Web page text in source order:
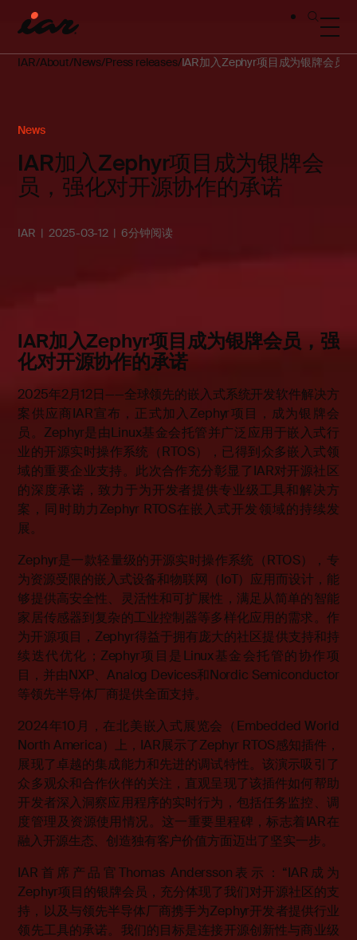
IAR About News Press releases IAR加入Zephyr项目成为银牌会员
News
IAR加入Zephyr项目成为银牌会
员，强化对开源协作的承诺
IAR 2025-03-12 6分钟阅读
IAR加入Zephyr项目成为银牌会员，强
化对开源协作的承诺
2025年2月12日——全球领先的嵌入式系统开发软件解决方
案供应商IAR宣布，正式加入Zephyr项目，成为银牌会
员。Zephyr是由Linux基金会托管并广泛应用于嵌入式行
业的开源实时操作系统（RTOS），已得到众多嵌入式领
域的重要企业支持。此次合作充分彰显了IAR对开源社区
的深度承诺，致力于为开发者提供专业级工具和解决方
案，同时助力Zephyr RTOS在嵌入式开发领域的持续发
展。
Zephyr是一款轻量级的开源实时操作系统（RTOS），专
为资源受限的嵌入式设备和物联网（IoT）应用而设计，能
够提供高安全性、灵活性和可扩展性，满足从简单的智能
家居传感器到复杂的工业控制器等多样化应用的需求。作
为开源项目，Zephyr得益于拥有庞大的社区提供支持和持
续迭代优化；Zephyr项目是Linux基金会托管的协作项
目，并由NXP、Analog Devices和Nordic Semiconductor
等领先半导体厂商提供全面支持。
2024年10月，在北美嵌入式展览会（Embedded World
North America）上，IAR展示了Zephyr RTOS感知插件，
展现了卓越的集成能力和先进的调试特性。该演示吸引了
众多观众和合作伙伴的关注，直观呈现了该插件如何帮助
开发者深入洞察应用程序的实时行为，包括任务监控、调
度管理及资源使用情况。这一重要里程碑，标志着IAR在
融入开源生态、创造独有客户价值方面迈出了坚实一步。
IAR首席产品官Thomas Andersson表示：“IAR成为
Zephyr项目的银牌会员，充分体现了我们对开源社区的支
持，以及与领先半导体厂商携手为Zephyr开发者提供行业
领先工具的承诺。我们的目标是连接开源创新性与商业级